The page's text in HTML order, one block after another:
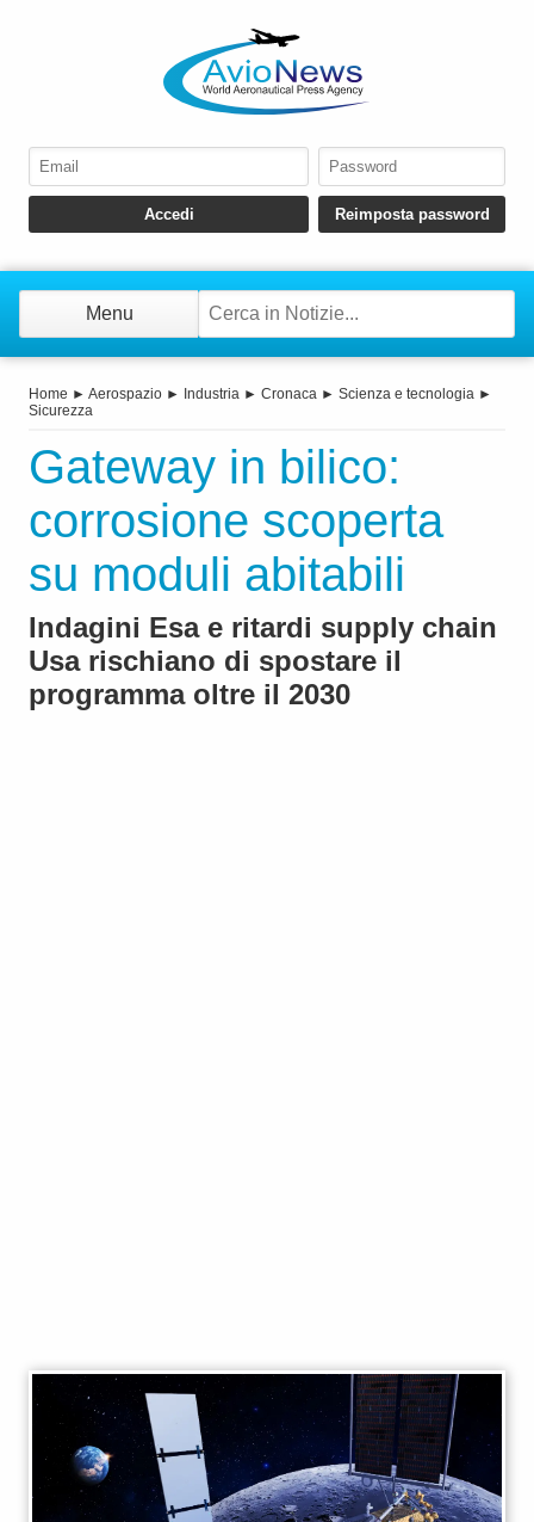
Menu
Home ► Aerospazio ► Industria ► Cronaca ► Scienza e tecnologia ►
Sicurezza
Gateway in bilico:
corrosione scoperta
su moduli abitabili
Indagini Esa e ritardi supply chain
Usa rischiano di spostare il
programma oltre il 2030